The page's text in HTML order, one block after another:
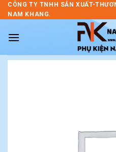
Skip
to
CÔNG TY TNHH SẢN XUẤT-
NAM KHANG.